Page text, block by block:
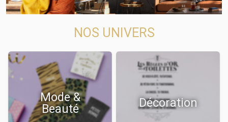
NOS UNIVERS
Mode &
Beauté
Décoration